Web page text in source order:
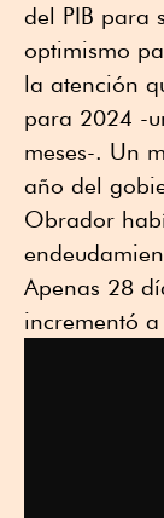
del PIB para
optimismo
la atención
para 2024 -
meses-. Un
año del
Obrador
Apenas 28
incrementó